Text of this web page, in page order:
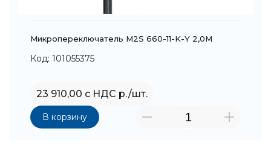
Микропереключатель M2S 660-11-K-Y 2,0M
Код: 101055375
23 910,00 с НДС р./шт.
В корзину